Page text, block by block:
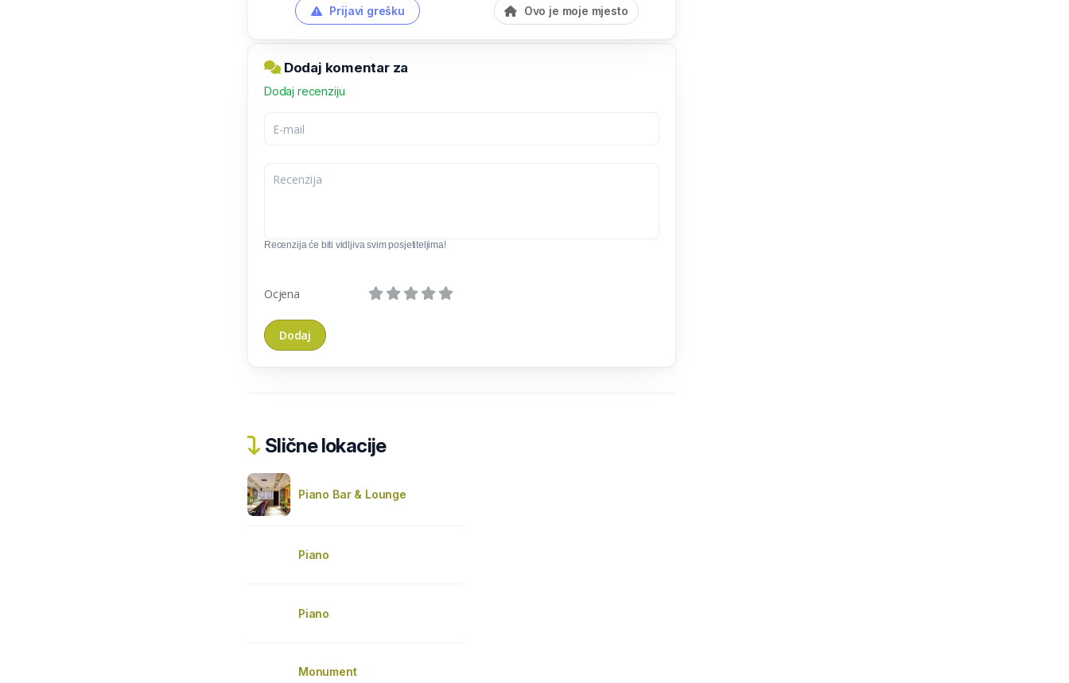
Prijavi grešku Ovo je moje mjesto
Dodaj komentar za
Dodaj recenziju
Recenzija će biti vidljiva svim posjetiteljima!
Ocjena
Slične lokacije
Piano Bar & Lounge
Piano
Piano
Monument